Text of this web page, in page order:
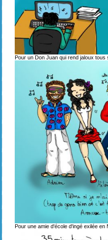
Pour un Don Juan qui rend jaloux tous
Pour une amie d'école d'ingé exilée en